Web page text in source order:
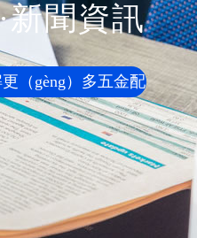
新聞資訊
（gèng）多五金配